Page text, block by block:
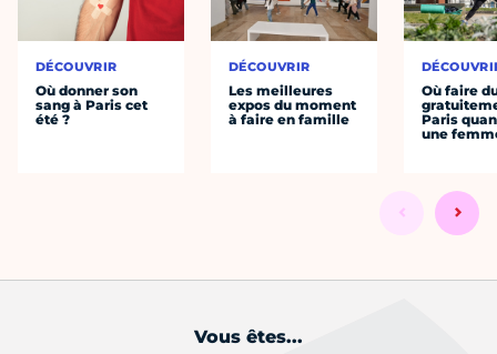
DÉCOUVRIR
Où donner son
sang à Paris cet
été ?
DÉCOUVRIR
Les meilleures
expos du moment
à faire en famille
Où faire
Paris
une
Vous êtes...